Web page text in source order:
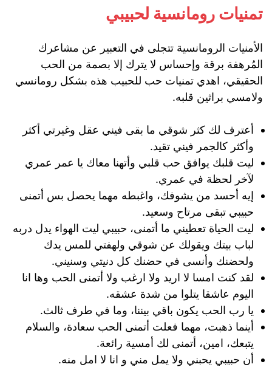
تمنيات رومانسية لحبيبي
الأمنيات الرومانسية تتجلى في التعبير عن مشاعرك
المُرهفة برقة وإحساس لا يترك إلا بصمة من الحب
الحقيقي، اهدي تمنيات حب للحبيب هذه بشكل رومانسي
ولامسي براثين قلبه.
أعترف لك كثر شوقي ما بقى فيني عقل وغيرتي أكثر
وأكثر كالجمر فيني تقيد.
ليت قلبك يوافق حب قلبي وأتهنا معاك يا عمر عمري
لآخر لحظة في عمري.
إيه أحسد من يشوفك، واغبطه مهما يحصل بس أتمنى
حبيبي تبقى مرتاح وسعيد.
ليت الحياة تعطيني ما أتمنى، حبيبي ليت الهواء يدل دربه
لباب بيتك ويقولك عن شوقي ولهفتي للمس يدك
ولحضنك وأنسى في حضنك كل دنيتي وسنيني.
لقد كنت امسا لا اريد ولا ارغب ولا أتمنى الحب وها انا
اليوم عاشقا يتلوا من شدة عشقه.
يا رب الحب يكون باقي بيننا، وما في طرف ثالث.
أينما ذهبت، مهما فعلت أتمنى الحب سعادة، والسلام
يتبعك، امين، أتمنى لك أمسية رائعة.
أن حبيبي يحبني ولا يمل مني و انا لا امل منه.